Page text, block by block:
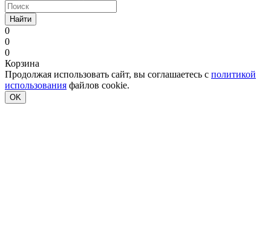
Найти
0
0
0
Корзина
Продолжая использовать сайт, вы соглашаетесь с политикой
использования файлов cookie.
OK